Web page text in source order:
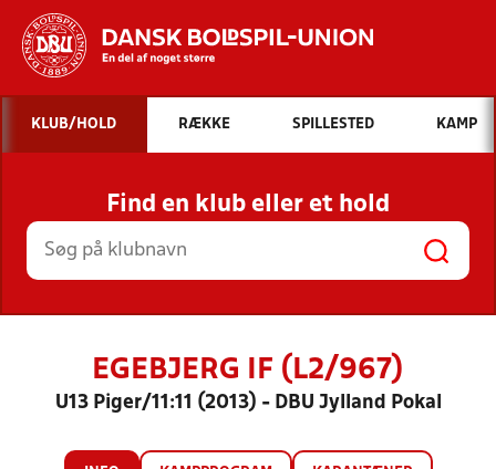
Hvad vil du søge efter?
INDHOLD OG NYHEDER
STILLINGER, RESULTATER, KLUBBER OG
HOLD
KLUB/HOLD RÆKKE SPILLESTED KAMP
Find en klub eller et hold
EGEBJERG IF (L2/967)
U13 Piger/11:11 (2013) - DBU Jylland Pokal